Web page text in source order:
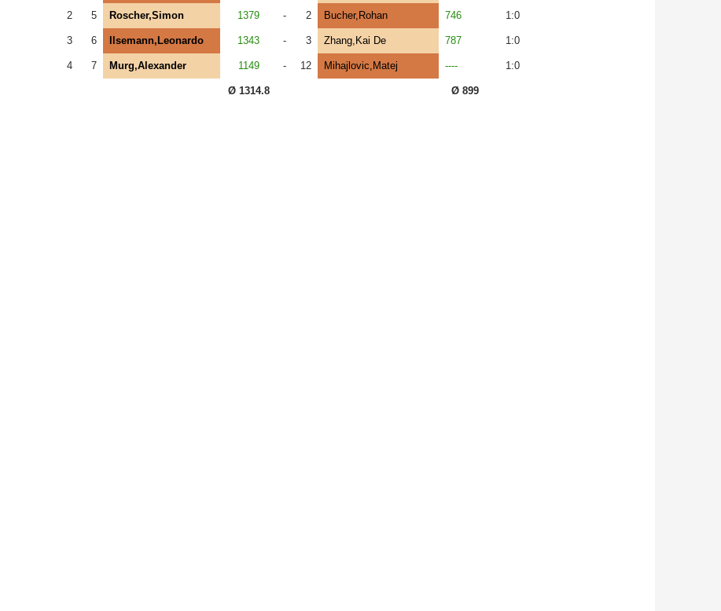
2 5 Roscher,Simon 1379 - 2 Bucher,Rohan 746 1:0
3 6 Ilsemann,Leonardo 1343 - 3 Zhang,Kai De 787 1:0
4 7 Murg,Alexander 1149 - 12 Mihajlovic,Matej ---- 1:0
Ø 1314.8 Ø 899